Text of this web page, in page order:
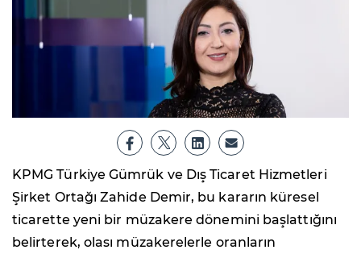
KPMG Türkiye Gümrük ve Dış Ticaret Hizmetleri
Şirket Ortağı Zahide Demir, bu kararın küresel
ticarette yeni bir müzakere dönemini başlattığını
belirterek, olası müzakerelerle oranların